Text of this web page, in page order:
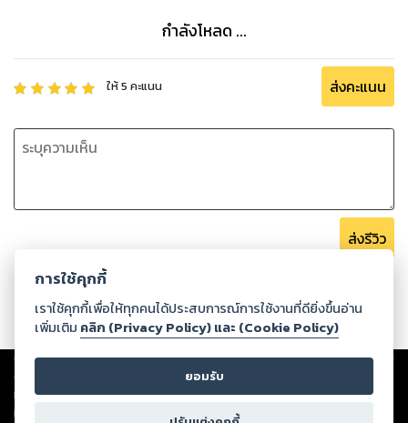
กำลังโหลด ...
ให้5 คะแนน ส่งคะแนน
ส่งรีวิว
Copyright ©2026Storylog Co., Ltd. - สตอรี่ล็อกขอสงวนสิทธิ์ไม่รับผิดชอบ
ต่อผลงานหรือเนื้อหาใดที่อัปโหลดผ่านเว็บไซต์และปรากฏว่าละเมิดสิทธิใน
ทรัพย์สินทางปัญญาของบุคคลอื่นหรือขัดต่อกฎหมายและศีลธรรม ดังนั้น ผู้อ่าน
ทุกท่านโปรดใช้วิจารณญาณในการกลั่นกรองด้วยตนเอง และหากท่านพบว่าส่วน
การใช้คุกกี้
เราใช้คุกกี้เพื่อให้ทุกคนได้ประสบการณ์การใช้งานที่ดียิ่งขึ้นอ่าน
เพิ่มเติม คลิก (Privacy Policy) และ (Cookie Policy)
ยอมรับ